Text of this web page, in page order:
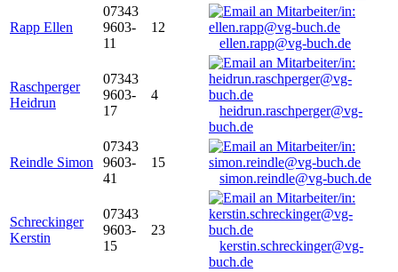
Rapp Ellen
07343
9603-
11
12
ellen.rapp@vg-buch.de
Raschperger
Heidrun
07343
9603-
17
4
heidrun.raschperger@vg-
buch.de
Reindle Simon
07343
9603-
41
15
simon.reindle@vg-buch.de
Schreckinger
Kerstin
07343
9603-
15
23
kerstin.schreckinger@vg-
buch.de